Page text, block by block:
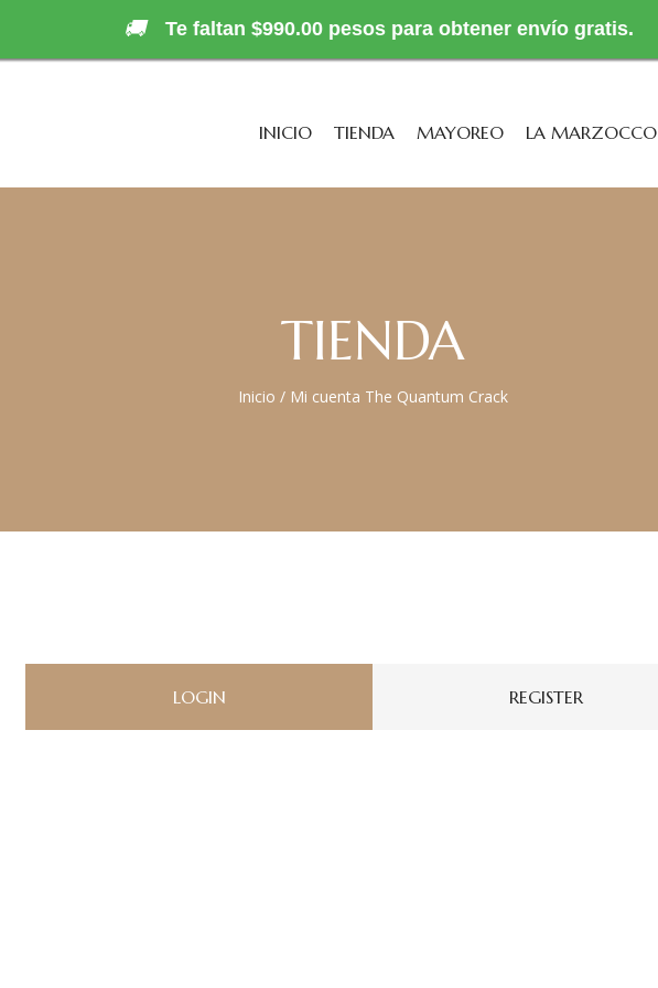
INICIO TIENDA MAYOREO LA MARZOCCO
TIENDA
Inicio / Mi cuenta The Quantum Crack
LOGIN REGISTER
🚚 Te faltan $990.00 pesos para obtener envío gratis.